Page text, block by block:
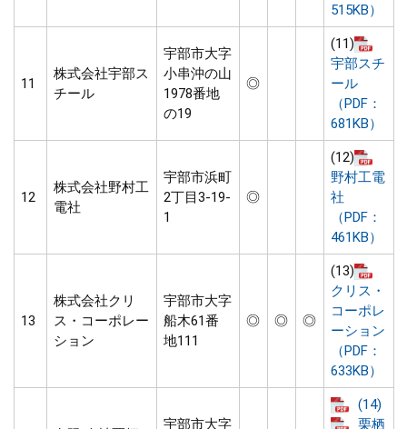
515KB）
11
株式会社宇部ス
チール
宇部市大字
小串沖の山
1978番地
の19
◎
(11)
宇部スチ
ール
（PDF：
681KB）
12
株式会社野村工
電社
宇部市浜町
2丁目3-19-
1
◎
(12)
野村工電
社
（PDF：
461KB）
13
株式会社クリ
ス・コーポレー
ション
宇部市大字
船木61番
地111
◎ ◎ ◎
(13)
クリス・
コーポレ
ーション
（PDF：
633KB）
宇部市大字
(14)
栗栖